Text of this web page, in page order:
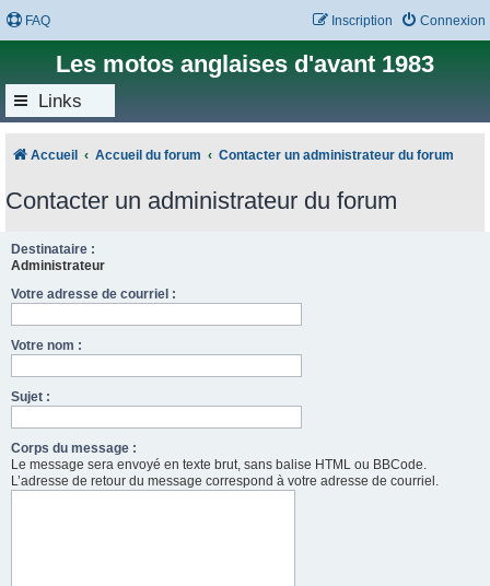
FAQ Connexion
Inscription
Les motos anglaises d'avant 1983
Links
Accueil Accueil du forum Contacter un administrateur du forum
Contacter un administrateur du forum
Destinataire :
Administrateur
Votre adresse de courriel :
Votre nom :
Sujet :
Corps du message :
Le message sera envoyé en texte brut, sans balise HTML ou BBCode.
L’adresse de retour du message correspond à votre adresse de courriel.